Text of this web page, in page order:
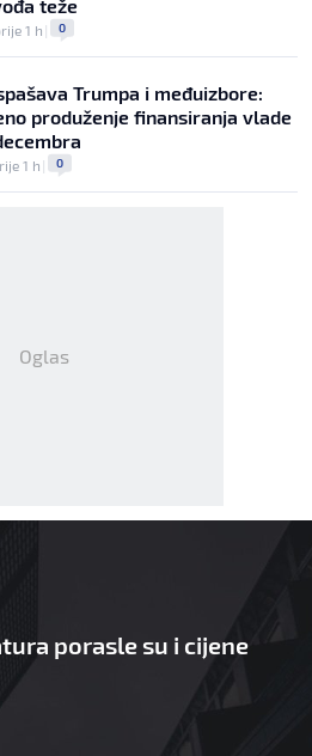
teže
1 h | 0
Trumpa i međuizbore:
produženje finansiranja vlade
1 h | 0
Oglas
porasle su i cijene